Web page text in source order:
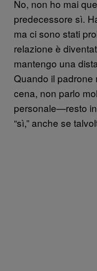
No, non ho mai
predecessore sì.
ma ci sono stati
relazione è
mantengo una
Quando il padrone
cena, non parlo
personale—resto
“sì,” anche se